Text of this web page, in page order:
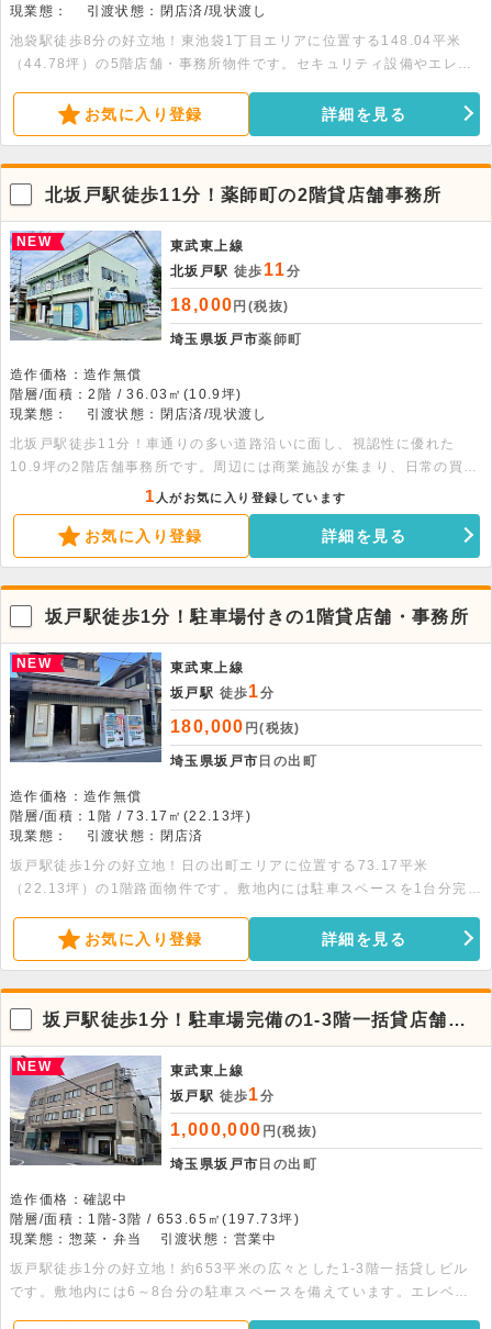
現業態：
引渡状態：閉店済/現状渡し
池袋駅徒歩8分の好立地！東池袋1丁目エリアに位置する148.04平米
（44.78坪）の5階店舗・事務所物件です。セキュリティ設備やエレベ
ロンやエステ、クリニック等のサービス店舗からオフィスまで幅広く利
用可能です。ぜひお気軽にお問い合わせください！
お気に入り登録 詳細を見る
北坂戸駅徒歩11分！薬師町の2階貸店舗事務所
NEW
東武東上線
北坂戸駅 徒歩 11分
18,000 円(税抜)
埼玉県坂戸市薬師町
造作価格：造作無償
階層/面積：2階 / 36.03㎡(10.9坪)
現業態：
引渡状態：閉店済/現状渡し
北坂戸駅徒歩11分！車通りの多い道路沿いに面し、視認性に優れた
10.9坪の2階店舗事務所です。周辺には商業施設が集まり、日常の買い
物やビジネスの拠点として利便性の高い環境が魅力です。事務所や物
販、各種サービス業など幅広い用途にご検討いただけます。お気軽にお
問い合わせください！
1 人がお気に入り登録しています
お気に入り登録 詳細を見る
坂戸駅徒歩1分！駐車場付きの1階貸店舗・事務所
NEW
東武東上線
坂戸駅 徒歩1分
180,000 円(税抜)
埼玉県坂戸市 日の出町
造作価格：造作無償
階層/面積：1階 / 73.17㎡(22.13坪)
現業態：
引渡状態：閉店済
坂戸駅徒歩1分の好立地！日の出町エリアに位置する73.17平米
（22.13坪）の1階路面物件です。敷地内には駐車スペースを1台分完
い合わせください。お気に入り登録 詳細を見る
坂戸駅徒歩1分！駐車場完備の1-3階一括貸店舗事
務所
NEW
東武東上線
坂戸駅 徒歩1分
1,000,000 円(税抜)
埼玉県坂戸市 日の出町
造作価格：確認中
階層/面積：1階-3階 / 653.65㎡(197.73坪)
現業態：惣菜・弁当
引渡状態：営業中
坂戸駅徒歩1分の好立地！約653平米の広々とした1-3階一括貸しビル
です。敷地内には6～8台分の駐車スペースを備えています。エレベー